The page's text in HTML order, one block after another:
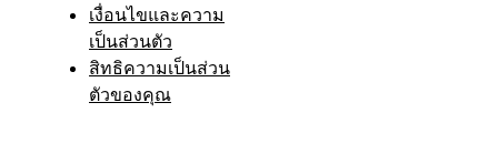
เงื่อนไขและความ
เป็นส่วนตัว
สิทธิความเป็นส่วน
ตัวของคุณ